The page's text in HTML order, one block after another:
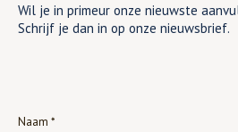
Wil je in primeur onze nieuwste
Schrijf je dan in op onze nieuwsbrief.